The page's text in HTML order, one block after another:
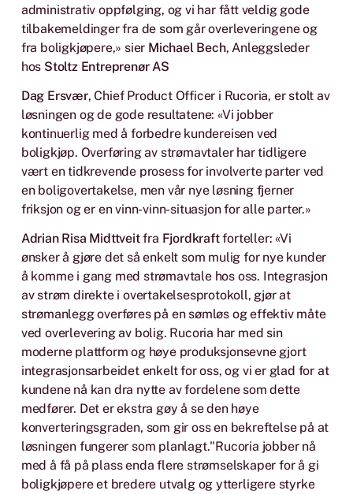
administrativ oppfølging, og vi har fått veldig gode
tilbakemeldinger fra de som går overleveringene og
fra boligkjøpere,» sier Michael Bech, Anleggsleder
hos Stoltz Entreprenør AS
Dag Ersvær, Chief Product Officer i Rucoria, er stolt av
løsningen og de gode resultatene: «Vi jobber
kontinuerlig med å forbedre kundereisen ved
boligkjøp. Overføring av strømavtaler har tidligere
vært en tidkrevende prosess for involverte parter ved
en boligovertakelse, men vår nye løsning fjerner
friksjon og er en vinn-vinn-situasjon for alle parter.»
Adrian Risa Midttveitfra Fjordkraftforteller: «Vi
ønsker å gjøre det så enkelt som mulig for nye kunder
å komme i gang med strømavtale hos oss. Integrasjon
av strøm direkte i overtakelsesprotokoll, gjør at
strømanlegg overføres på en sømløs og effektiv måte
ved overlevering av bolig. Rucoria har med sin
moderne plattform og høye produksjonsevne gjort
integrasjonsarbeidet enkelt for oss, og vi er glad for at
kundene nå kan dra nytte av fordelene som dette
medfører. Det er ekstra gøy å se den høye
konverteringsgraden, som gir oss en bekreftelse på at
løsningen fungerer som planlagt."Rucoria jobber nå
med å få på plass enda flere strømselskaper for å gi
boligkjøpere et bredere utvalg og ytterligere styrke